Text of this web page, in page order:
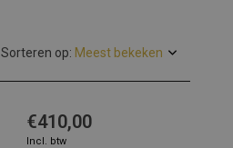
Sorteren op:
€410,00
Incl. btw